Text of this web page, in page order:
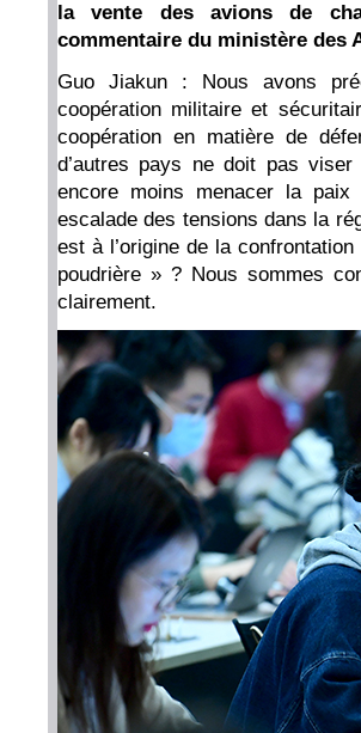
la vente des avions de
commentaire du ministère des
Guo Jiakun : Nous avons
coopération militaire et
coopération en matière de
d’autres pays ne doit pas
encore moins menacer la
escalade des tensions dans la
est à l’origine de la
poudrière » ? Nous sommes
clairement.